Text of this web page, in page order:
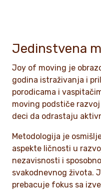
Jedinstvena
Joy of moving je
godina istraživanja i
porodicama i
moving podstiče
deci da odrastaju
Metodologija je
aspekte ličnosti u
nezavisnosti i
svakodnevnog života.
prebacuje fokus sa